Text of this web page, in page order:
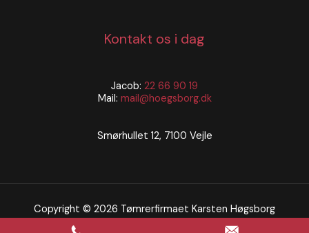
Kontakt os i dag
Jacob: 22 66 90 19
Mail: mail@hoegsborg.dk
Smørhullet 12, 7100 Vejle
Copyright © 2026 Tømrerfirmaet Karsten Høgsborg